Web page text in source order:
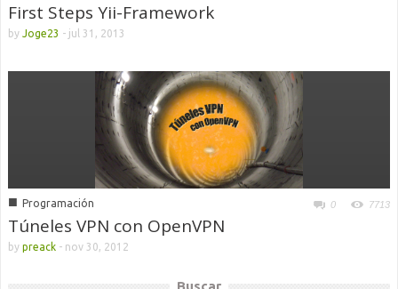
First Steps Yii-Framework
by Joge23 - jul 31, 2013
■ Programación 0 7713
Túneles VPN con OpenVPN
by preack - nov 30, 2012